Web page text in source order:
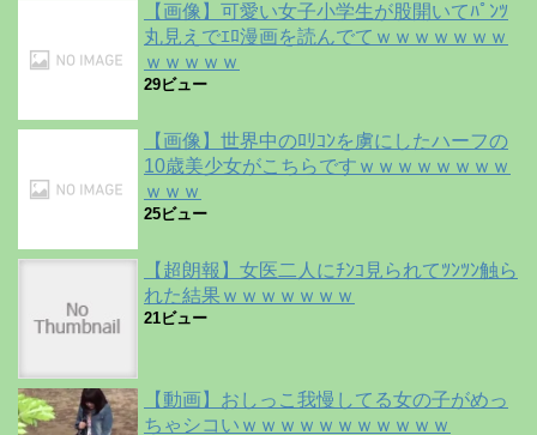
【画像】可愛い女子小学生が股開いてﾊﾟﾝﾂ
丸見えでｴﾛ漫画を読んでてｗｗｗｗｗｗｗ
ｗｗｗｗｗ
29ビュー
【画像】世界中のﾛﾘｺﾝを虜にしたハーフの
10歳美少女がこちらですｗｗｗｗｗｗｗｗ
ｗｗｗ
25ビュー
【超朗報】女医二人にﾁﾝｺ見られてﾂﾝﾂﾝ触ら
れた結果ｗｗｗｗｗｗｗ
21ビュー
【動画】おしっこ我慢してる女の子がめっ
ちゃシコいｗｗｗｗｗｗｗｗｗｗｗ